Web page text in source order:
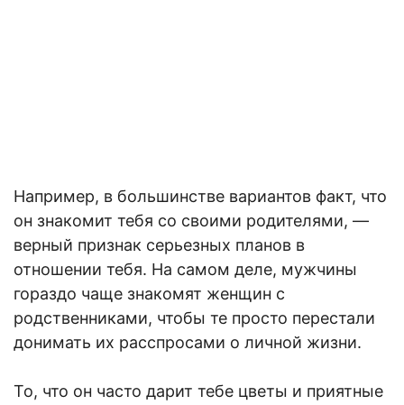
Например, в большинстве вариантов факт, что
он знакомит тебя со своими родителями, —
верный признак серьезных планов в
отношении тебя. На самом деле, мужчины
гораздо чаще знакомят женщин с
родственниками, чтобы те просто перестали
донимать их расспросами о личной жизни.
То, что он часто дарит тебе цветы и приятные